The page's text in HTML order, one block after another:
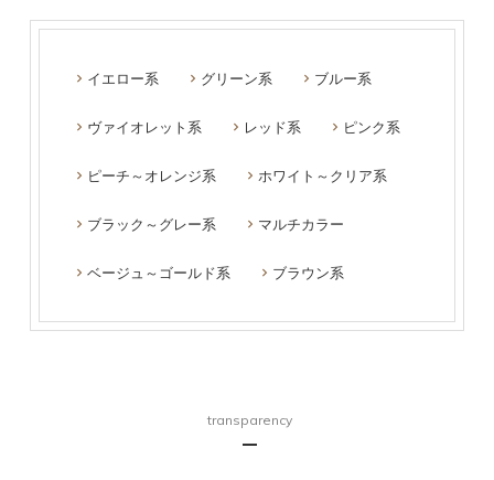
イエロー系 グリーン系 ブルー系
ヴァイオレット系 レッド系 ピンク系
ピーチ～オレンジ系 ホワイト～クリア系
ブラック～グレー系 マルチカラー
ベージュ～ゴールド系 ブラウン系
transparency